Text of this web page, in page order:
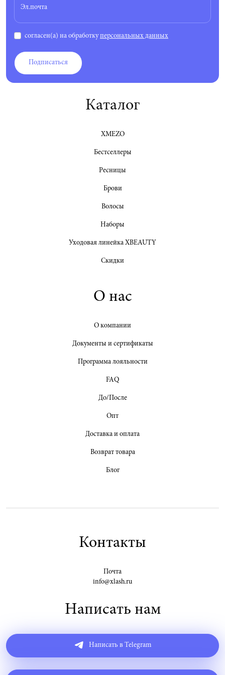
О нас
О компании
Документы и сертификаты
Программа лояльности
FAQ
До/После
Опт
Доставка и оплата
Возврат товара
Блог
Каталог
XMEZO
Бестселлеры
Ресницы
Брови
Волосы
Наборы
Уходовая линейка XBEAUTY
Скидки
Эл.почта
согласен(а) на обработкуперсональных данных
Подписаться
Контакты
Почта
info@xlash.ru
Написать нам
Написать в Telegram